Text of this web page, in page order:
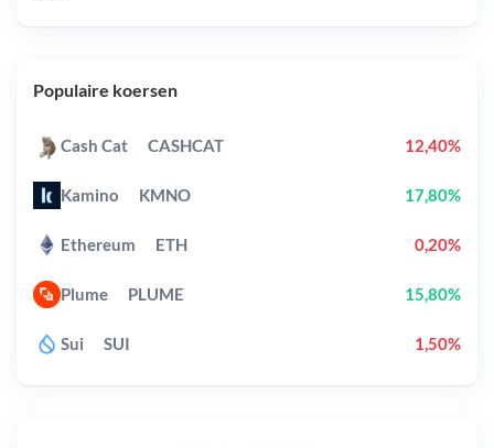
Populaire koersen
Cash Cat CASHCAT 12,40%
Kamino KMNO 17,80%
Ethereum ETH 0,20%
Plume PLUME 15,80%
Sui SUI 1,50%